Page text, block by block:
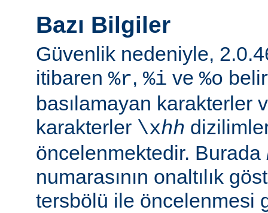
Bazı Bilgiler
Güvenlik nedeniyle,
itibaren %r, %i ve %o
basılamayan karakterler
karakterler \xhh
öncelenmektedir. Burada
numarasının onaltılık
tersbölü ile öncelenmesi